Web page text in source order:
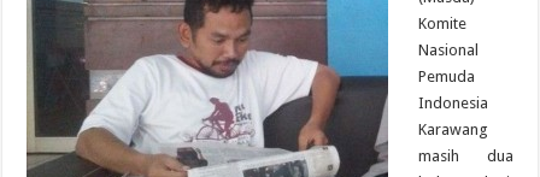
Komite
Nasional
Pemuda
Indonesia
Karawang
masih dua